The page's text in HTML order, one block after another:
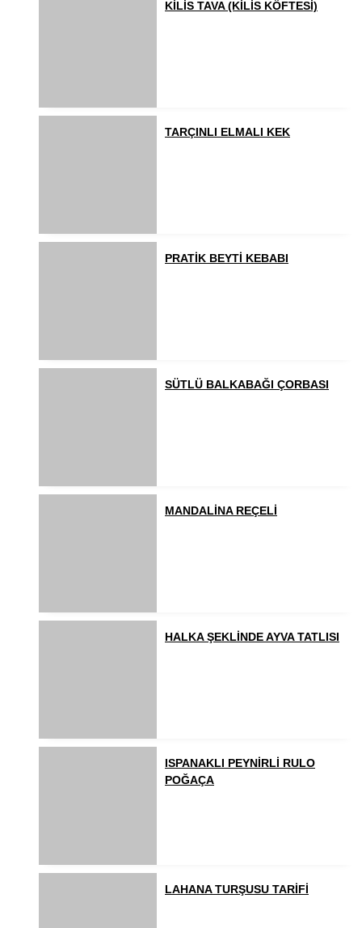
KİLİS TAVA (KİLİS KÖFTESİ)
TARÇINLI ELMALI KEK
PRATİK BEYTİ KEBABI
SÜTLÜ BALKABAĞI ÇORBASI
MANDALİNA REÇELİ
HALKA ŞEKLİNDE AYVA TATLISI
ISPANAKLI PEYNİRLİ RULO
POĞAÇA
LAHANA TURŞUSU TARİFİ